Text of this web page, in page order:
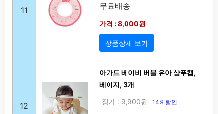
11 무료배송
가격 : 8,000원
상품상세 보기
12
아가드 베이비 버블 유아 샴푸캡,
베이지, 3개
정가 : 9,900원 14% 할인